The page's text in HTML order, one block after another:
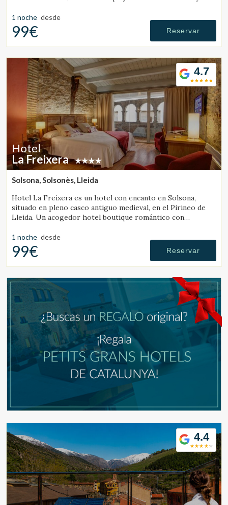
1 noche desde
99€ Reservar
4.7
Hotel
La Freixera
Solsona, Solsonès, Lleida
Hotel La Freixera es un hotel con encanto en Solsona,
situado en pleno casco antiguo medieval, en el Pirineo de
Lleida. Un acogedor hotel boutique romántico con
madera y la historia crean una atmósfera única.
1 noche desde
99€ Reservar
4.4
Modificar cookies
Técnicas y funcionales
Siempre activas
Este sitio web utiliza Cookies propias para recopilar
información con la finalidad de mejorar nuestros servicios.
Si continua navegando, supone la aceptación de la
instalación de las mismas. El usuario tiene la posibilidad
de configurar su navegador pudiendo, si así lo desea,